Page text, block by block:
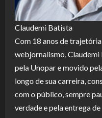
Claudemi Batista
Com 18 anos de
webjornalismo,
pela Unopar e movido
longo de sua carreira,
com o público, sempre
verdade e pela entrega